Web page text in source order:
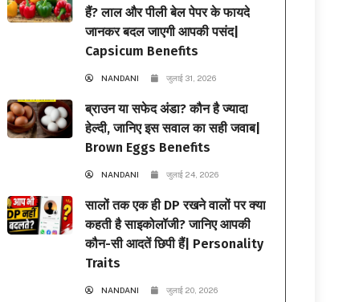
हैं? लाल और पीली बेल पेपर के फायदे
जानकर बदल जाएगी आपकी पसंद|
Capsicum Benefits
NANDANI जुलाई 31, 2026
ब्राउन या सफेद अंडा? कौन है ज्यादा
हेल्दी, जानिए इस सवाल का सही जवाब|
Brown Eggs Benefits
NANDANI जुलाई 24, 2026
सालों तक एक ही DP रखने वालों पर क्या
कहती है साइकोलॉजी? जानिए आपकी
कौन-सी आदतें छिपी हैं| Personality
Traits
NANDANI जुलाई 20, 2026